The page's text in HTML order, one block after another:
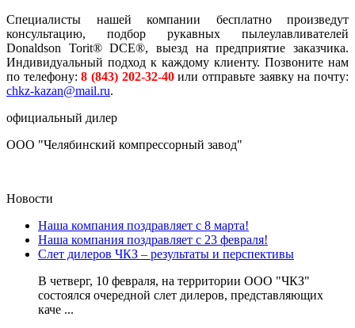
Специалисты нашей компании бесплатно произведут
консультацию, подбор рукавных пылеулавливателей
Donaldson Torit® DCE®, выезд на предприятие заказчика.
Индивидуальный подход к каждому клиенту. Позвоните нам
по телефону:8 (843) 202-32-40или отправьте заявку на почту:
chkz-kazan@mail.ru.
официальный дилер
ООО "Челябинский компрессорный завод"
Новости
Наша компания поздравляет с 8 марта!
Наша компания поздравляет с 23 февраля!
Слет дилеров ЧКЗ – результаты и перспективы
В четверг, 10 февраля, на территории ООО "ЧКЗ"
состоялся очередной слет дилеров, представляющих
каче ...